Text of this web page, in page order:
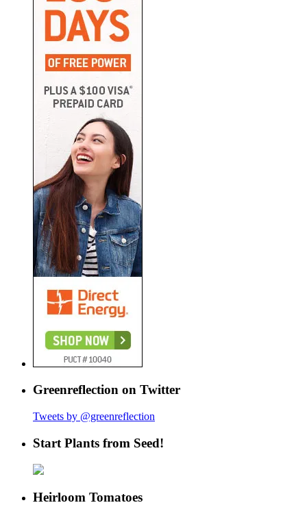
Greenreflection on Twitter
Tweets by @greenreflection
Start Plants from Seed!
Heirloom Tomatoes